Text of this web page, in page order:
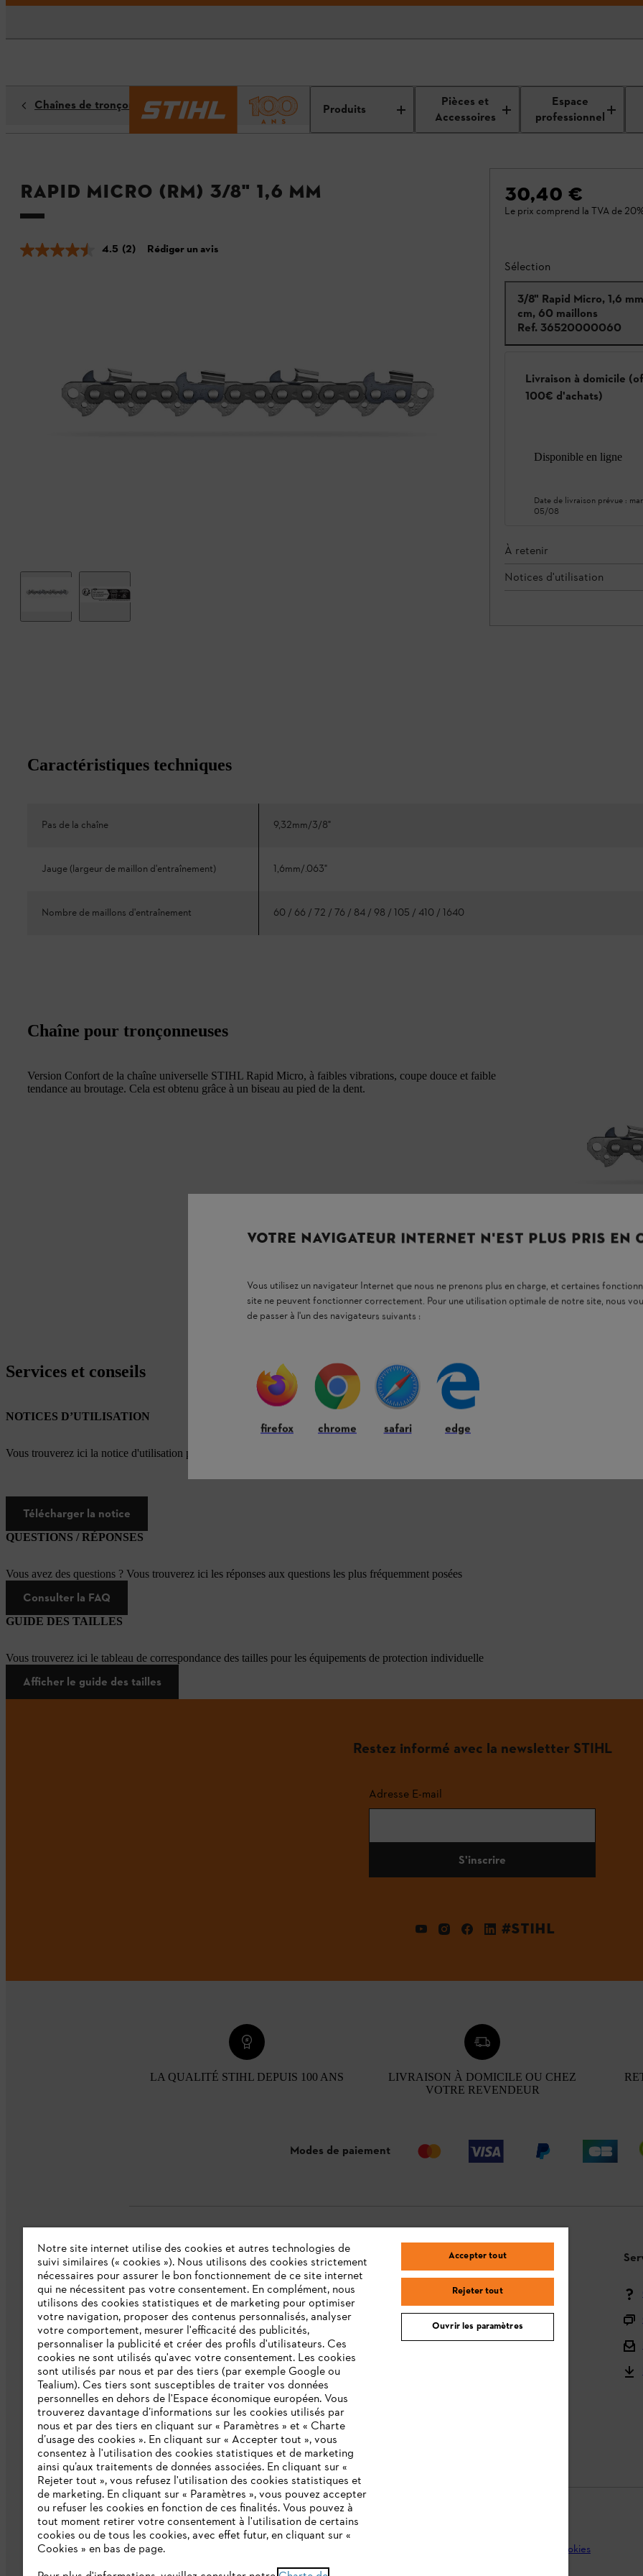
Produits
Pièces et
Accessoires
Espace
professionnel
Chaînes de tronçonneuses
Rapid Micro (RM) 3/8" 1,6 mm
4.5 (2) Rédiger un avis
30,40 €
Le prix comprend la TVA de
Sélection
3/8" Rapid Micro, 1,6
cm, 60 maillons
Ref. 36520000060
Livraison à domicile
100€ d'achats)
Disponible en ligne
Date de livraison prévue :
05/08
À retenir
Notices d'utilisation
Caractéristiques techniques
Pas de la chaîne 9,32mm/3/8"
Jauge (largeur de maillon d'entraînement) 1,6mm/.063"
Nombre de maillons d'entraînement 60 / 66 / 72 / 76 / 84 / 98 / 105 / 410 / 1640
Chaîne pour tronçonneuses
Version Confort de la chaîne universelle STIHL Rapid Micro, à faibles vibrations, coupe douce et faible
tendance au broutage. Cela est obtenu grâce à un biseau au pied de la dent.
Services et conseils
NOTICES D’UTILISATION
Vous trouverez ici la notice d'utilisation pour ce produit STIHL
Télécharger la notice
QUESTIONS / RÉPONSES
Vous avez des questions ? Vous trouverez ici les réponses aux questions les plus fréquemment posées
Consulter la FAQ
GUIDE DES TAILLES
Vous trouverez ici le tableau de correspondance des tailles pour les équipements de protection individuelle
Afficher le guide des tailles
Restez informé avec la newsletter STIHL
Adresse E-mail
S'inscrire
#STIHL
LA QUALITÉ STIHL DEPUIS 100 ANS
LIVRAISON À DOMICILE OU CHEZ
VOTRE REVENDEUR
Modes de paiement
L'Entreprise
Collections STIHL
Qui sommes-nous ?
Presse
Ligne Intégrité STIHL
Programme partenaire STIHL
Déclaration d'accessibilité
Questions / Réponses
Moyens de paiement
Droit de rétractation et retour
Conditions Générales de Vente Cookies
VOTRE NAVIGATEUR INTERNET N'EST PLUS PRIS EN
Vous utilisez un navigateur Internet que nous ne prenons plus en charge, et certaines
site ne peuvent fonctionner correctement. Pour une utilisation optimale de notre site, nous
de passer à l'un des navigateurs suivants :
firefox chrome safari edge
Notre site internet utilise des cookies et autres technologies de
suivi similaires (« cookies »). Nous utilisons des cookies strictement
nécessaires pour assurer le bon fonctionnement de ce site internet
qui ne nécessitent pas votre consentement. En complément, nous
utilisons des cookies statistiques et de marketing pour optimiser
votre navigation, proposer des contenus personnalisés, analyser
votre comportement, mesurer l'efficacité des publicités,
personnaliser la publicité et créer des profils d'utilisateurs. Ces
cookies ne sont utilisés qu'avec votre consentement. Les cookies
sont utilisés par nous et par des tiers (par exemple Google ou
Tealium). Ces tiers sont susceptibles de traiter vos données
personnelles en dehors de l'Espace économique européen. Vous
trouverez davantage d’informations sur les cookies utilisés par
nous et par des tiers en cliquant sur « Paramètres » et « Charte
d’usage des cookies ». En cliquant sur « Accepter tout », vous
consentez à l'utilisation des cookies statistiques et de marketing
ainsi qu’aux traitements de données associées. En cliquant sur «
Rejeter tout », vous refusez l'utilisation des cookies statistiques et
de marketing. En cliquant sur « Paramètres », vous pouvez accepter
ou refuser les cookies en fonction de ces finalités. Vous pouvez à
tout moment retirer votre consentement à l'utilisation de certains
cookies ou de tous les cookies, avec effet futur, en cliquant sur «
Cookies » en bas de page.
Accepter tout
Rejeter tout
Ouvrir les paramètres